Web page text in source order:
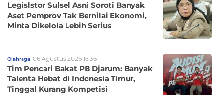
Legislstor Sulsel Asni Soroti Banyak
Aset Pemprov Tak Bernilai Ekonomi,
Minta Dikelola Lebih Serius
Olahraga 06 Agustus 2026 16:36
Tim Pencari Bakat PB Djarum: Banyak
Talenta Hebat di Indonesia Timur,
Tinggal Kurang Kompetisi